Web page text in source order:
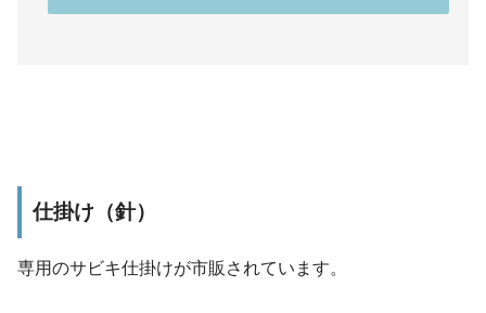
仕掛け（針）
専用のサビキ仕掛けが市販されています。